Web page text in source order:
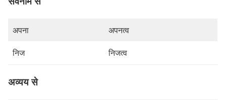
अपना अपनत्व
निज निजत्व
अव्यय से